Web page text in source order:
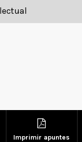
Imprimir apuntes